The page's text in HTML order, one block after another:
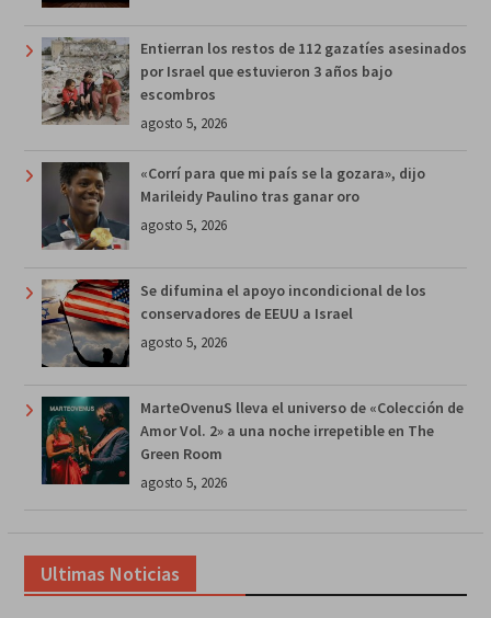
Entierran los restos de 112 gazatíes asesinados
por Israel que estuvieron 3 años bajo
escombros
agosto 5, 2026
«Corrí para que mi país se la gozara», dijo
Marileidy Paulino tras ganar oro
agosto 5, 2026
Se difumina el apoyo incondicional de los
conservadores de EEUU a Israel
agosto 5, 2026
MarteOvenuS lleva el universo de «Colección de
Amor Vol. 2» a una noche irrepetible en The
Green Room
agosto 5, 2026
Ultimas Noticias